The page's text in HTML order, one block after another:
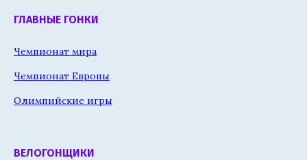
ГЛАВНЫЕ ГОНКИ
Чемпионат мира
Чемпионат Европы
Олимпийские игры
ВЕЛОГОНЩИКИ